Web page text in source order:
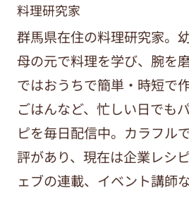
料理研究家
群馬県在住の料理研究家。
母の元で料理を学び、腕を
ではおうちで簡単・時短で
ごはんなど、忙しい日でも
ピを毎日配信中。カラフル
評があり、現在は企業レシ
ェブの連載、イベント講師